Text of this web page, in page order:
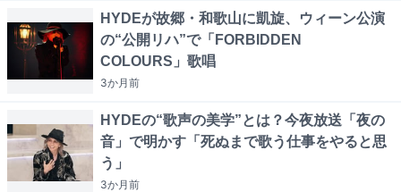
HYDEが故郷・和歌山に凱旋、ウィーン公演
の“公開リハ”で「FORBIDDEN
COLOURS」歌唱
3か月前
HYDEの“歌声の美学”とは？今夜放送「夜の
音」で明かす「死ぬまで歌う仕事をやると思
う」
3か月前